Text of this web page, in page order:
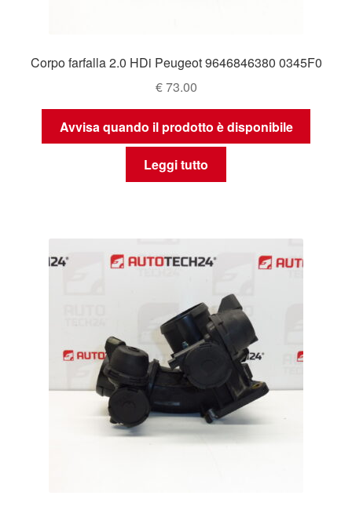
Corpo farfalla 2.0 HDi Peugeot 9646846380 0345F0
€73.00
Avvisa quando il prodotto è disponibile
Leggi tutto